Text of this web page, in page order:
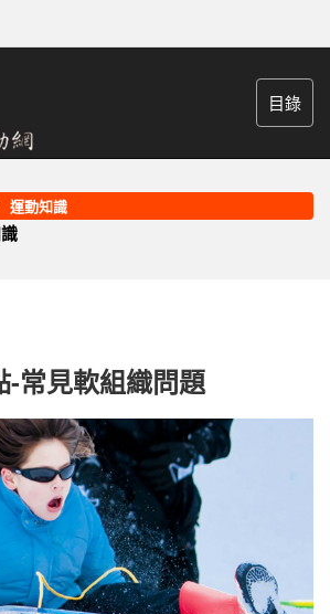
目錄
運動知識
-常見軟組織問題